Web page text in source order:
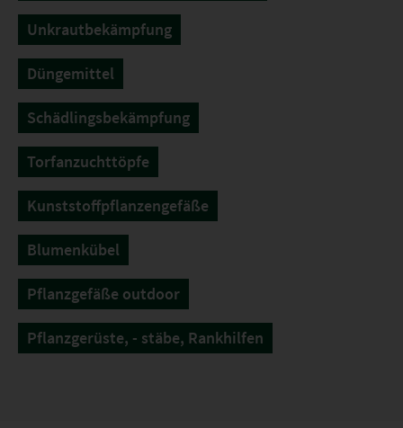
Unkrautbekämpfung
Düngemittel
Schädlingsbekämpfung
Torfanzuchttöpfe
Kunststoffpflanzengefäße
Blumenkübel
Pflanzgefäße outdoor
Pflanzgerüste, - stäbe, Rankhilfen